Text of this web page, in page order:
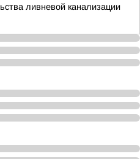
ливневой канализации